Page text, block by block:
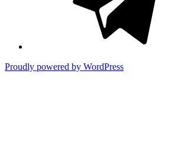
Proudly powered by WordPress